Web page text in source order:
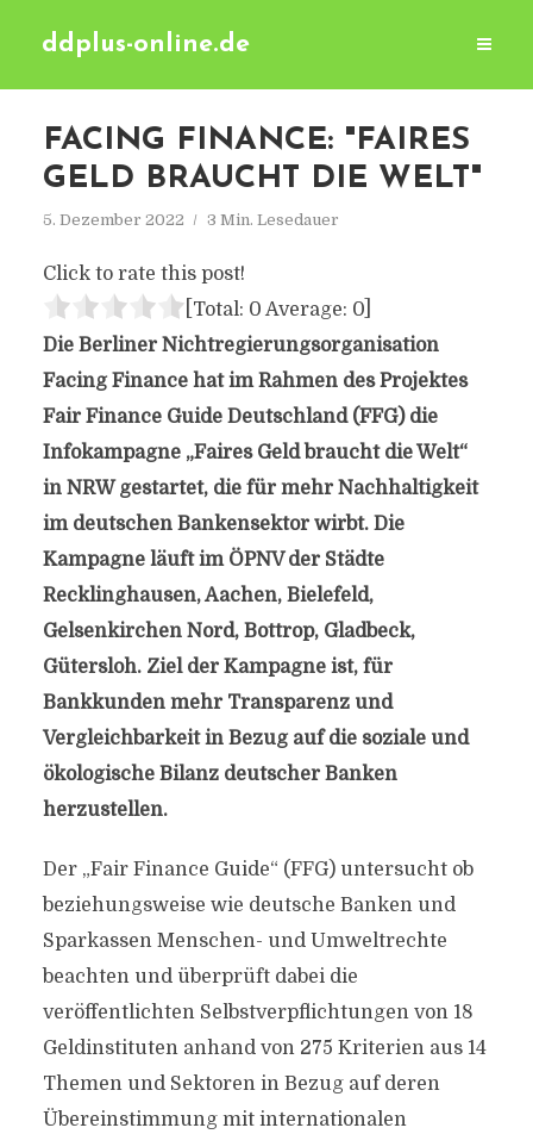
ddplus-online.de
FACING FINANCE: "FAIRES
GELD BRAUCHT DIE WELT"
5. Dezember 2022 3 Min. Lesedauer
Click to rate this post!
[Total: 0 Average: 0]
Die Berliner Nichtregierungsorganisation
Facing Finance hat im Rahmen des Projektes
Fair Finance Guide Deutschland (FFG) die
Infokampagne „Faires Geld braucht die Welt“
in NRW gestartet, die für mehr Nachhaltigkeit
im deutschen Bankensektor wirbt. Die
Kampagne läuft im ÖPNV der Städte
Recklinghausen, Aachen, Bielefeld,
Gelsenkirchen Nord, Bottrop, Gladbeck,
Gütersloh. Ziel der Kampagne ist, für
Bankkunden mehr Transparenz und
Vergleichbarkeit in Bezug auf die soziale und
ökologische Bilanz deutscher Banken
herzustellen.
Der „Fair Finance Guide“ (FFG) untersucht ob
beziehungsweise wie deutsche Banken und
Sparkassen Menschen- und Umweltrechte
beachten und überprüft dabei die
veröffentlichten Selbstverpflichtungen von 18
Geldinstituten anhand von 275 Kriterien aus 14
Themen und Sektoren in Bezug auf deren
Übereinstimmung mit internationalen